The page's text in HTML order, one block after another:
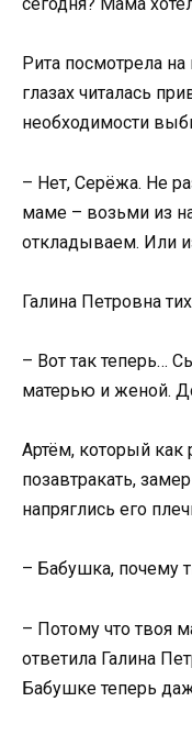
Рита посмотрела
глазах читалась
необходимости
– Нет, Серёжа. Не
маме – возьми из
откладываем. Или
Галина Петровна
– Вот так теперь…
матерью и женой.
Артём, который как
позавтракать,
напряглись его
– Бабушка, почему
– Потому что твоя
ответила Галина
Бабушке теперь